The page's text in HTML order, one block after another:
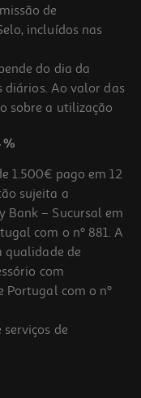
de
incluídos nas
do dia da
diários. Ao valor das
sobre a utilização
%
1.500€ pago em 12
sujeita a
Bank – Sucursal em
com o nº 881. A
qualidade de
com
Portugal com o nº
de